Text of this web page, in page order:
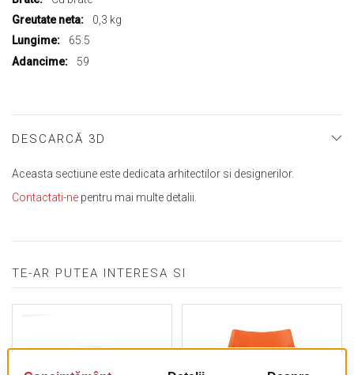
0,3 kg
65.5
59
DESCARCĂ 3D
Aceasta sectiune este dedicata arhitectilor si designerilor.
Contactati-ne pentru mai multe detalii.
TE-AR PUTEA INTERESA SI